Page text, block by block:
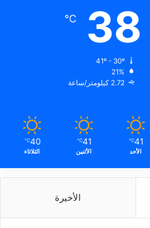
38
℃
21%
2.72 كيلومتر/ساعة
41
℃
الأحد
41
℃
الأثنين
40
℃
الثلاثاء
الأخيرة